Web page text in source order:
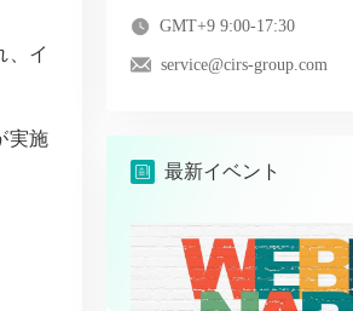
、イ
実施
GMT+9 9:00-17:30
service@cirs-group.com
最新イベント